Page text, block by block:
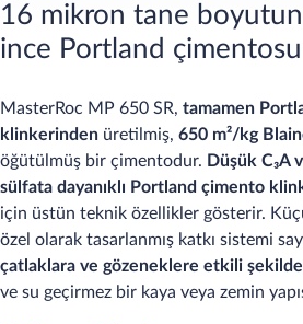
16 mikron tane
ince Portland çimentosu
MasterRoc MP 650 SR, tamamen
klinkerinden üretilmiş, 650 m²/kg
öğütülmüş bir çimentodur. Düşük C₃A
sülfata dayanıklı Portland çimento
için üstün teknik özellikler gösterir.
özel olarak tasarlanmış katkı sistemi
çatlaklara ve gözeneklere etkili
ve su geçirmez bir kaya veya zemin